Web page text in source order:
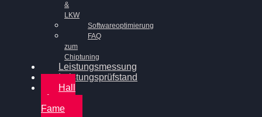
&
LKW
Softwareoptimierung
FAQ
zum
Chiptuning
Leistungsmessung
Leistungsprüfstand
Hall
of
Fame